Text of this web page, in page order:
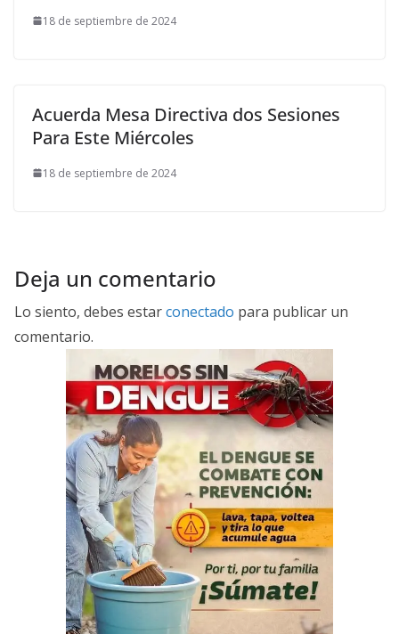
18 de septiembre de 2024
Acuerda Mesa Directiva dos Sesiones
Para Este Miércoles
18 de septiembre de 2024
Deja un comentario
Lo siento, debes estarconectado para publicar un
comentario.